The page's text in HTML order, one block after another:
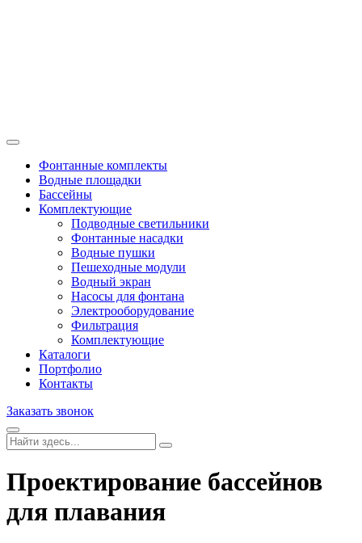
Фонтанные комплекты
Водные площадки
Бассейны
Комплектующие
Подводные светильники
Фонтанные насадки
Водные пушки
Пешеходные модули
Водный экран
Насосы для фонтана
Электрооборудование
Фильтрация
Комплектующие
Каталоги
Портфолио
Контакты
Заказать звонок
Проектирование бассейнов
для плавания